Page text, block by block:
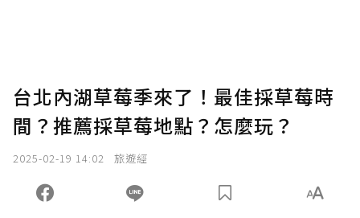
台北內湖草莓季來了！最佳採草莓時
間？推薦採草莓地點？怎麼玩？
2025-02-19 14:02 旅遊經